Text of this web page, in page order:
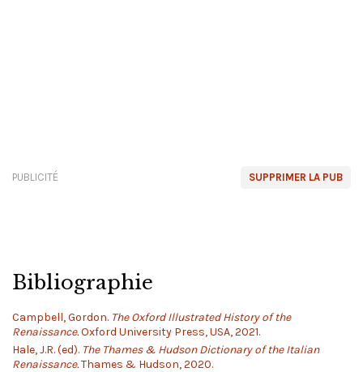
SUPPRIMER LA PUB
PUBLICITÉ
Bibliographie
Campbell, Gordon. The Oxford Illustrated History of the
Renaissance.Oxford University Press, USA, 2021.
Hale, J.R. (ed). The Thames & Hudson Dictionary of the Italian
Renaissance.Thames & Hudson, 2020.